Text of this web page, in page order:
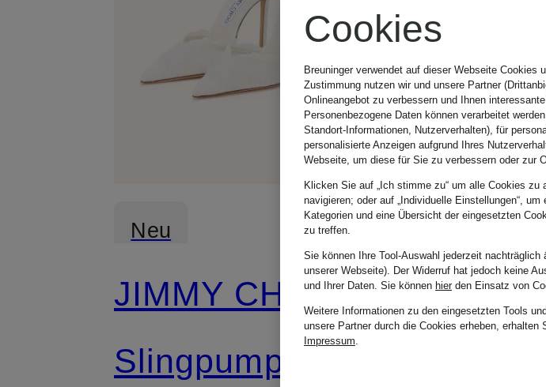
Neu
JIMMY CHOO
Slingpumps
Cookies
Breuninger verwendet auf dieser Webseite Cookies
Zustimmung nutzen wir und unsere Partner
Onlineangebot zu verbessern und Ihnen
Personenbezogene Daten können verarbeitet
Standort-Informationen, Nutzerverhalten), für
personalisierte Anzeigen aufgrund Ihres
Webseite, um diese für Sie zu verbessern oder zur
Klicken Sie auf „Ich stimme zu“ um alle Cookies
navigieren; oder auf „Individuelle Einstellungen“,
Kategorien und eine Übersicht der eingesetzten
zu treffen.
Sie können Ihre Tool-Auswahl jederzeit
unserer Webseite). Der Widerruf hat jedoch keine
und Ihrer Daten. Sie können hierden Einsatz von
Weitere Informationen zu den eingesetzten Tools
unsere Partner durch die Cookies erheben, erhalten
Impressum.